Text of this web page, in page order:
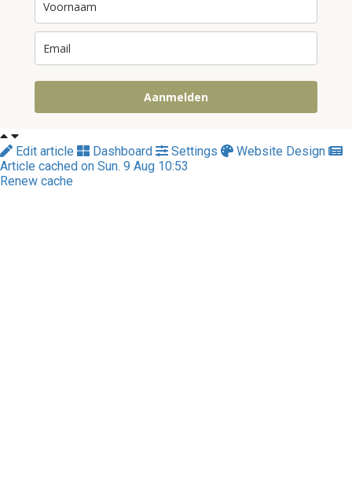
Aanmelden
Edit article Dashboard Settings
Website Design
Article cached on Sun. 9 Aug 10:53
Renew cache